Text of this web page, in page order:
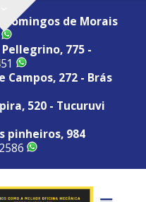
Domingos de Morais
775 -
Campos, 272 - Brás
520 - Tucuruvi
pinheiros, 984